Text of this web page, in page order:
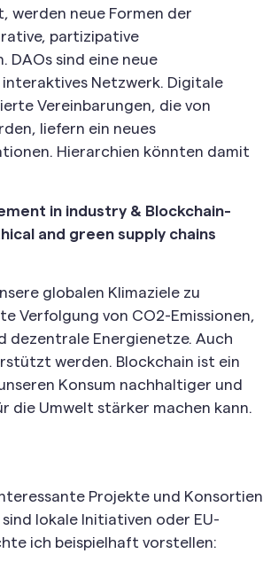
werden neue Formen der
partizipative
DAOs sind eine neue
Netzwerk. Digitale
Vereinbarungen, die von
liefern ein neues
Hierarchien könnten damit
in industry & Blockchain-
and green supply chains
globalen Klimaziele zu
Verfolgung von CO2-Emissionen,
dezentrale Energienetze. Auch
werden. Blockchain ist ein
Konsum nachhaltiger und
die Umwelt stärker machen kann.
Projekte und Konsortien
lokale Initiativen oder EU-
ich beispielhaft vorstellen: